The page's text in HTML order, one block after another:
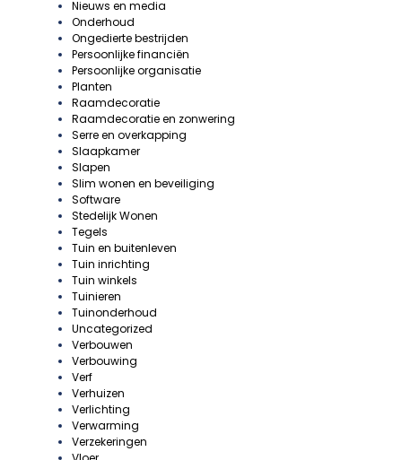
Nieuws en media
Onderhoud
Ongedierte bestrijden
Persoonlijke financiën
Persoonlijke organisatie
Planten
Raamdecoratie
Raamdecoratie en zonwering
Serre en overkapping
Slaapkamer
Slapen
Slim wonen en beveiliging
Software
Stedelijk Wonen
Tegels
Tuin en buitenleven
Tuin inrichting
Tuin winkels
Tuinieren
Tuinonderhoud
Uncategorized
Verbouwen
Verbouwing
Verf
Verhuizen
Verlichting
Verwarming
Verzekeringen